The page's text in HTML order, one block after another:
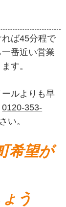
ば45分程で
番近い営業
す。
ルよりも早
0120-353-
い。
希望が
う